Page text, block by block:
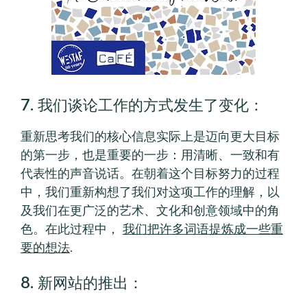
7. 我们谈论工作的方式发生了变化：
重新思考我们的核心信息实际上是迈向更大目标
的第一步，也是重要的一步：用清晰、一致和有
代表性的声音说话。在朝着这个目标努力的过程
中，我们重新构想了我们对这项工作的理解，以
及我们在更广泛的艺术、文化和创意领域中的角
色。在此过程中， 我们把许多词语提炼成一些重
要的想法.
8. 新网站的推出：